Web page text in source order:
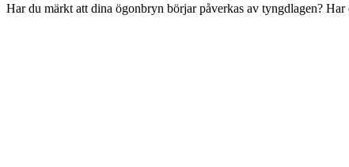
Har du märkt att dina ögonbryn börjar påverkas av tyngdlagen?